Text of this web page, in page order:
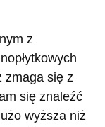
z
zmaga się z
się znaleźć
wyższa niż